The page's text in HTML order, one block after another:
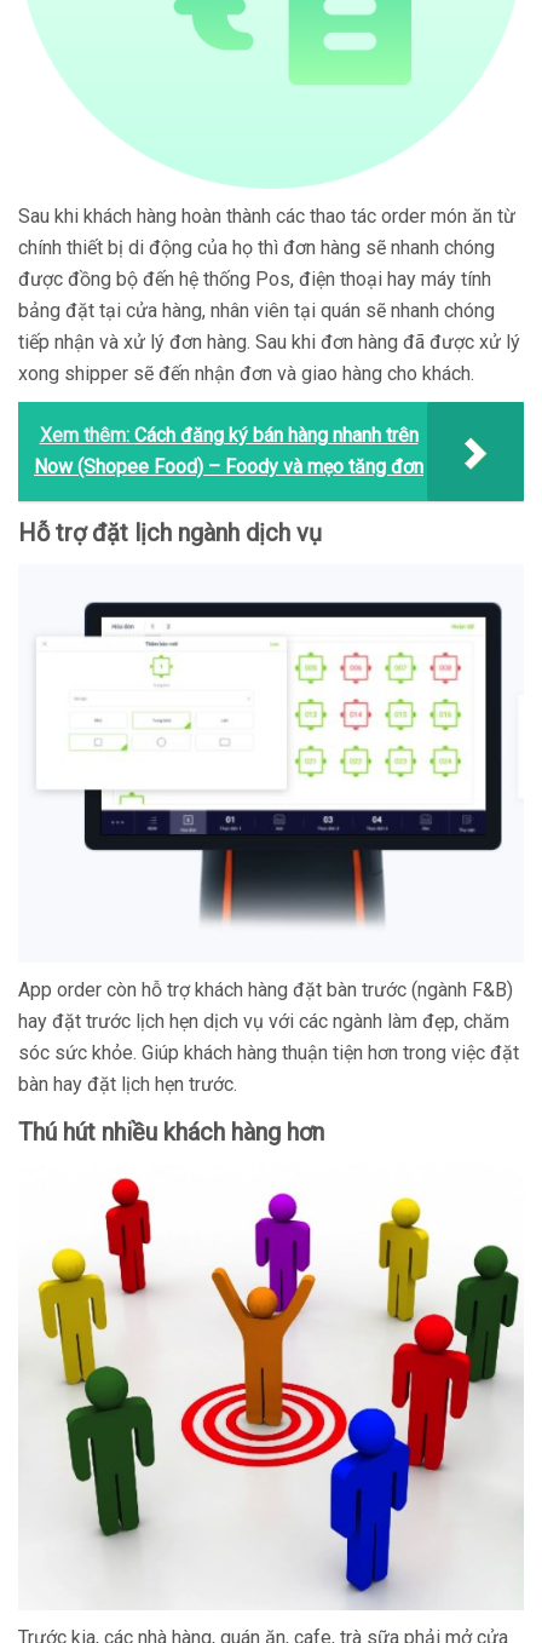
Sau khi khách hàng hoàn thành các thao tác order món ăn từ
chính thiết bị di động của họ thì đơn hàng sẽ nhanh chóng
được đồng bộ đến hệ thống Pos, điện thoại hay máy tính
bảng đặt tại cửa hàng, nhân viên tại quán sẽ nhanh chóng
tiếp nhận và xử lý đơn hàng. Sau khi đơn hàng đã được xử lý
xong shipper sẽ đến nhận đơn và giao hàng cho khách.
Xem thêm: Cách đăng ký bán hàng nhanh trên
Now (Shopee Food) – Foody và mẹo tăng đơn
Hỗ trợ đặt lịch ngành dịch vụ
App order còn hỗ trợ khách hàng đặt bàn trước (ngành F&B)
hay đặt trước lịch hẹn dịch vụ với các ngành làm đẹp, chăm
sóc sức khỏe. Giúp khách hàng thuận tiện hơn trong việc đặt
bàn hay đặt lịch hẹn trước.
Thú hút nhiều khách hàng hơn
Trước kia, các nhà hàng, quán ăn, cafe, trà sữa phải mở cửa